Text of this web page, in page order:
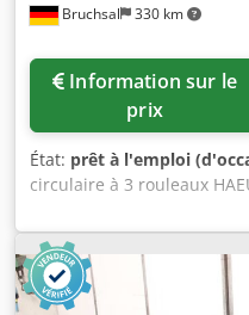
Bruchsal 330 km
prix
État: prêt à l'emploi
circulaire à 3 rouleaux
Dksdpfjztaa Usx Anlor -
équipés d'un système
et le cintrage conique /
tôle. - Nombre de
Rouleau supérieur :